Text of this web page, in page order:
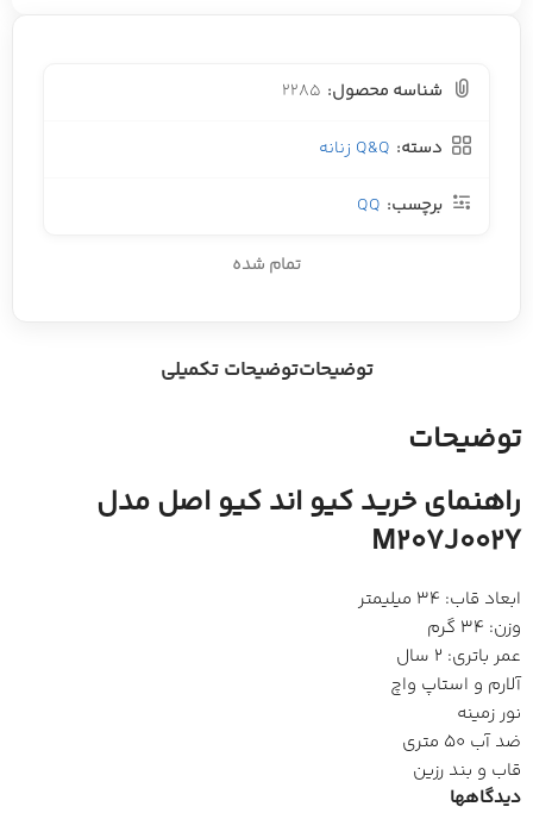
شناسه محصول: 2285
دسته: Q&Q زنانه
برچسب: QQ
تمام شده
توضیحاتتوضیحات تکمیلی
توضیحات
راهنمای خرید کیو اند کیو اصل مدل
M207J002Y
ابعاد قاب: 34 میلیمتر
وزن: 34 گرم
عمر باتری: 2 سال
آلارم و استاپ واچ
نور زمینه
ضد آب 50 متری
قاب و بند رزین
دیدگاهها